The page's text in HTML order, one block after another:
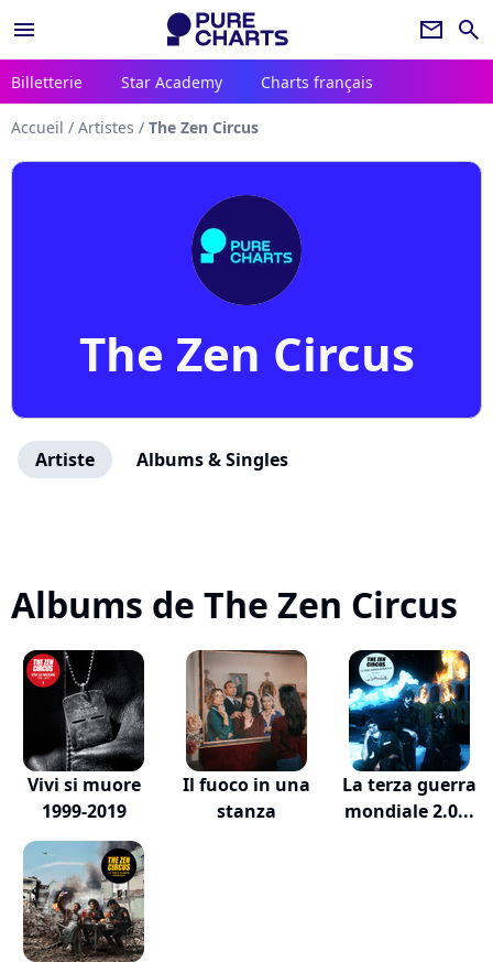
menu newsletter search
Billetterie Star Academy Charts français
Accueil / Artistes / The Zen Circus
The Zen Circus
Artiste Albums & Singles
Albums de The Zen Circus
Vivi si muore
1999-2019
Il fuoco in una
stanza
La terza guerra
mondiale 2.0...